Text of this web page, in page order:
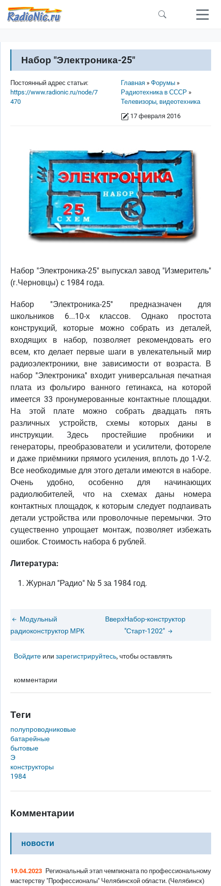
Перейти к основному содержанию
Набор "Электроника-25"
Строка навигации
Главная
Форумы
Радиотехника в СССР
Телевизоры, видеотехника
17 февраля 2016
Постоянный адрес статьи:
https://www.radionic.ru/node/7
470
Набор "Электроника-25" выпускал завод "Измеритель"
(г.Черновцы) с 1984 года.
Набор ''Электроника-25'' предназначен для
школьников 6...10-х классов. Однако простота
конструкций, которые можно собрать из деталей,
входящих в набор, позволяет рекомендовать его
всем, кто делает первые шаги в увлекательный мир
радиоэлектроники, вне зависимости от возраста. В
набор ''Электроника'' входит универсальная печатная
плата из фольгиро ванного гетинакса, на которой
имеется 33 пронумерованные контактные площадки.
На этой плате можно собрать двадцать пять
различных устройств, схемы которых даны в
инструкции. Здесь простейшие пробники и
генераторы, преобразователи и усилители, фотореле
и даже приёмники прямого усиления, вплоть до 1-V-2.
Все необходимые для этого детали имеются в наборе.
Очень удобно, особенно для начинающих
радиолюбителей, что на схемах даны номера
контактных площадок, к которым следует подпаивать
детали устройства или проволочные перемычки. Это
существенно упрощает монтаж, позволяет избежать
ошибок. Стоимость набора 6 рублей.
Литература:
Журнал "Радио" № 5 за 1984 год.
Модульный
радиоконструктор МРК
ВверхНабор-конструктор
"Старт-1202"
Войдите илизарегистрируйтесь, чтобы оставлять
комментарии
Теги
полупроводниковые
батарейные
бытовые
Э
конструкторы
1984
Комментарии
новости
19.04.2023 Региональный этап чемпионата по профессиональному
мастерству "Профессионалы" Челябинской области. (Челябинск)